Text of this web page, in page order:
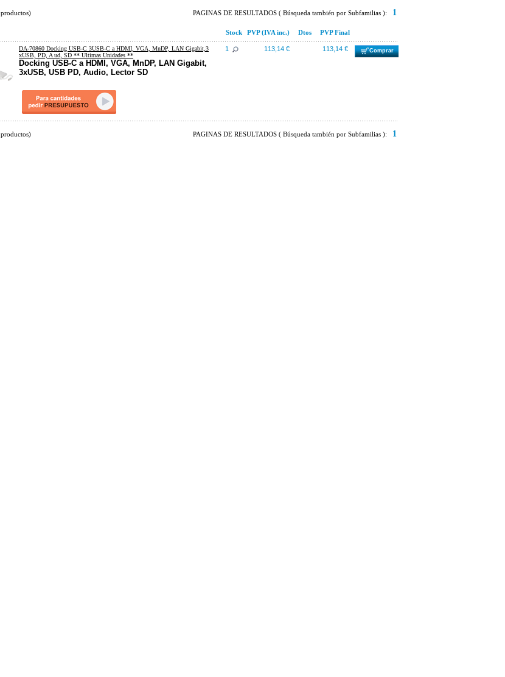
productos) PAGINAS DE RESULTADOS ( Búsqueda también por Subfamilias ): 1
Stock PVP (IVA inc.) Dtos PVP Final
DA-70860 Docking USB-C 3USB-C a HDMI, VGA, MnDP, LAN Gigabit,3
xUSB, PD, A ud, SD ** Ultimas Unidades **
Docking USB-C a HDMI, VGA, MnDP, LAN Gigabit,
3xUSB, USB PD, Audio, Lector SD
1 113,14 € 113,14 € Comprar
productos) PAGINAS DE RESULTADOS ( Búsqueda también por Subfamilias ): 1